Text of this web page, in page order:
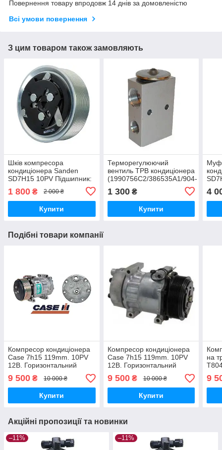
Повернення товару впродовж 14 днів за домовленістю
Всі умови повернення
З цим товаром також замовляють
Шків компресора
кондиціонера Sanden
SD7H15 10PV Підшипник:
1 800 ₴ 2 000 ₴
Купити
Терморегулюючий
вентиль ТРВ кондиціонера
(1990756C2/386535A1/904-
CR9080/CX8080/SPX3320/Steiger/
1 300₴
Купити
4
Подібні товари компанії
Компресор кондиціонера
Case 7h15 119mm. 10PV
12В. Горизонтальний
(87709773, 87300121)
9 500 ₴ 10 000 ₴
Купити
Компресор кондиціонера
Case 7h15 119mm. 10PV
12В. Горизонтальний
(87709773, 87300121)
9 500₴ 10 000 ₴
Купити
на
9
Акційні пропозиції та новинки
–11% –11%